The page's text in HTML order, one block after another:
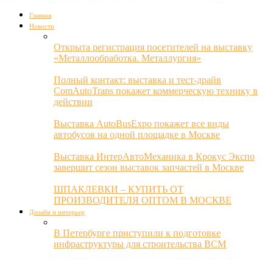
Главная
Новости
Открыта регистрация посетителей на выставку
«Металлообработка. Металлургия»
Полный контакт: выставка и тест-драйв
ComAutoTrans покажет коммерческую технику в
действии
Выставка AutoBusExpo покажет все виды
автобусов на одной площадке в Москве
Выставка ИнтерАвтоМеханика в Крокус Экспо
завершит сезон выставок запчастей в Москве
ШПАКЛЕВКИ – КУПИТЬ ОТ
ПРОИЗВОДИТЕЛЯ ОПТОМ В МОСКВЕ
Дизайн и интерьер
В Петербурге приступили к подготовке
инфраструктуры для строительства ВСМ